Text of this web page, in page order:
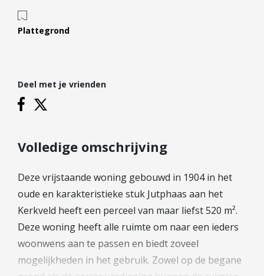
Hypotheek verhogen
Starterslening
Duurzame hypotheek
Contact
Over Ons
Ons Team
Vacatures
FAQ
Blog
Plattegrond
Deel met je vrienden
Volledige omschrijving
Deze vrijstaande woning gebouwd in 1904 in het
oude en karakteristieke stuk Jutphaas aan het
Kerkveld heeft een perceel van maar liefst 520 m².
Deze woning heeft alle ruimte om naar een ieders
woonwens aan te passen en biedt zoveel
mogelijkheden in het gebruik. Zowel op de begane